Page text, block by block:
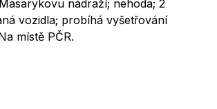
nádraží; nehoda; 2
vozidla; probíhá vyšetřování
místě PČR.